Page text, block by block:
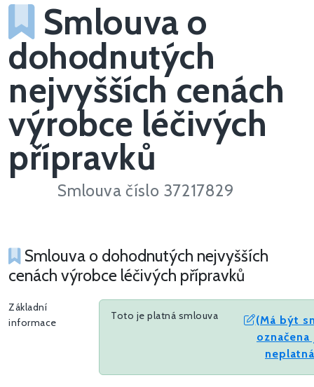
Smlouva o
dohodnutých
nejvyšších cenách
výrobce léčivých
přípravků
Smlouva číslo 37217829
Smlouva o dohodnutých nejvyšších
cenách výrobce léčivých přípravků
Základní
informace
Toto je platná smlouva
(Má být
označena